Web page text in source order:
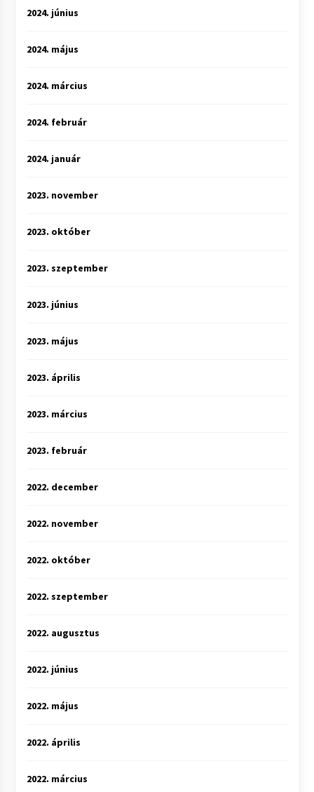
2024. június
2024. május
2024. március
2024. február
2024. január
2023. november
2023. október
2023. szeptember
2023. június
2023. május
2023. április
2023. március
2023. február
2022. december
2022. november
2022. október
2022. szeptember
2022. augusztus
2022. június
2022. május
2022. április
2022. március